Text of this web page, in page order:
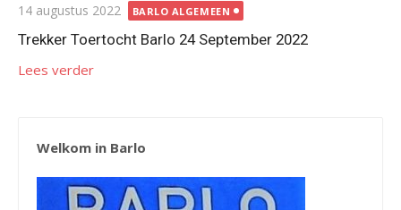
Gepubliceerd
op
14 augustus 2022 BARLO ALGEMEEN
Trekker Toertocht Barlo 24 September 2022
Lees verder
Welkom in Barlo